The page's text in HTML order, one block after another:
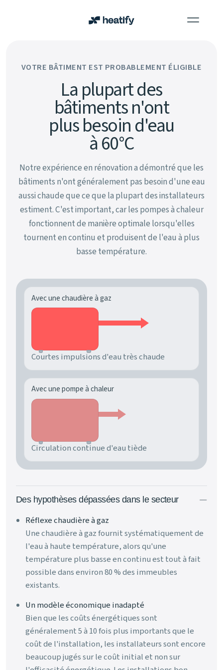
Projets
Blog
À propos
Contact
VOTRE BÂTIMENT EST PROBABLEMENT ÉLIGIBLE
La plupart des
bâtiments n'ont
plus besoin d'eau
à 60°C
Notre expérience en rénovation a démontré que les
bâtiments n'ont généralement pas besoin d'une eau
aussi chaude que ce que la plupart des installateurs
estiment. C'est important, car les pompes à chaleur
fonctionnent de manière optimale lorsqu'elles
tournent en continu et produisent de l'eau à plus
basse température.
Des hypothèses dépassées dans le secteur
Réflexe chaudière à gaz
Une chaudière à gaz fournit systématiquement de
l'eau à haute température, alors qu'une
température plus basse en continu est tout à fait
possible dans environ 80 % des immeubles
existants.
Un modèle économique inadapté
Bien que les coûts énergétiques sont
généralement 5 à 10 fois plus importants que le
coût de l'installation, les installateurs sont encore
beaucoup jugés sur le coût initial et non sur
Avec une chaudière à gaz
Courtes impulsions d'eau très chaude
Avec une pompe à chaleur
Circulation continue d'eau tiède